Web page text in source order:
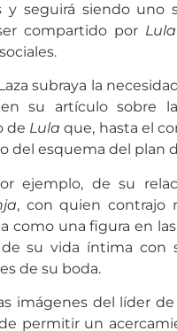
y seguirá siendo
compartido por Lula
subraya la
su artículo sobre
de Lula que, hasta el
del esquema del plan
ejemplo, de su
, con quien contrajo
como una figura en
su vida íntima con
de su boda.
imágenes del líder
permitir un